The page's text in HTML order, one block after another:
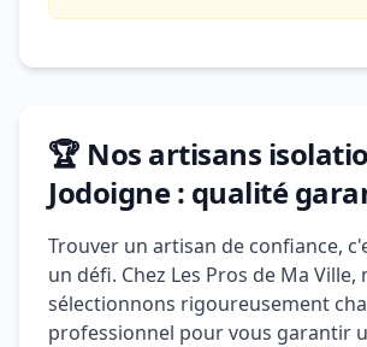
🏆 Nos artisans
Jodoigne : qualité
Trouver un artisan de confiance,
un défi. Chez Les Pros de Ma Ville,
sélectionnons rigoureusement
professionnel pour vous garantir